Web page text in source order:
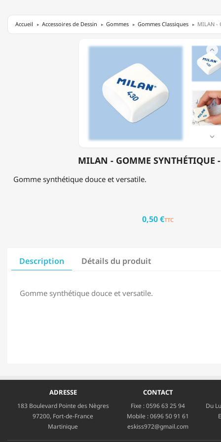
Accueil Accessoires de Dessin Gommes Gommes Classiques MILAN -
MILAN - GOMME SYNTHÉTIQUE


Gomme synthétique douce et versatile.
0,50 €TTC
Description Détails du produit
Gomme synthétique douce et versatile.
ADRESSE
183 Boulevard Pointe des Nègres
97200, Fort-de-France
Martinique
CONTACT
Fixe :0596 63 25 94
Mobile :0696 50 91 61
eskiss972@gmail.com
Du